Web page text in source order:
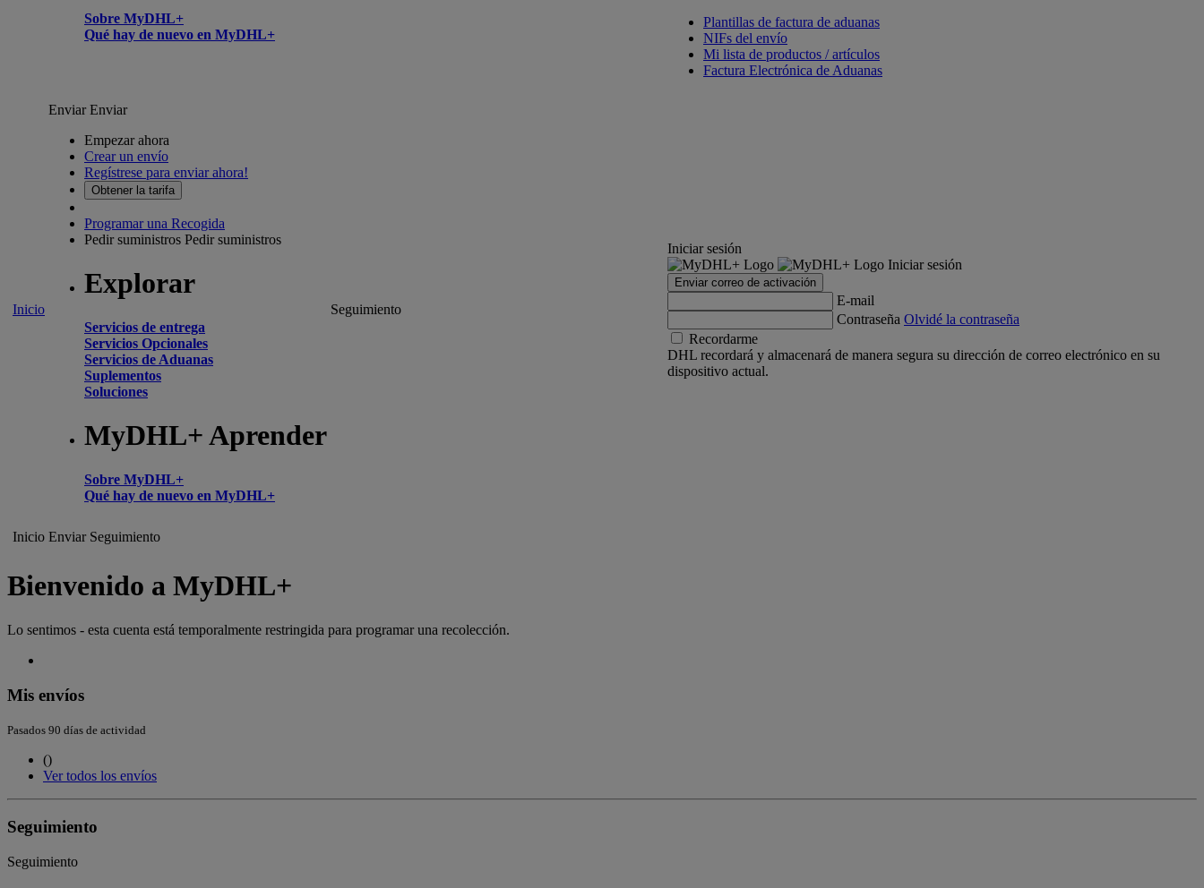
Sobre MyDHL+
Qué hay de nuevo en MyDHL+
Plantillas de factura de aduanas
NIFs del envío
Mi lista de productos / artículos
Factura Electrónica de Aduanas
Inicio
EnviarEnviar
Empezar ahora
Crear un envío
Regístrese para enviar ahora!
Obtener la tarifa
Programar una Recogida
Pedir suministros Pedir suministros
Explorar
Servicios de entrega
Servicios Opcionales
Servicios de Aduanas
Suplementos
Soluciones
MyDHL+ Aprender
Sobre MyDHL+
Qué hay de nuevo en MyDHL+
Seguimiento
Iniciar sesión
Iniciar sesión
Enviar correo de activación
E-mail
Contraseña Olvidé la contraseña
Recordarme
DHL recordará y almacenará de manera segura su dirección de correo electrónico en su
dispositivo actual.
Inicio Enviar Seguimiento
Bienvenido a MyDHL+
Lo sentimos - esta cuenta está temporalmente restringida para programar una recolección.
Mis envíos
Pasados 90 días de actividad
()
Ver todos los envíos
Seguimiento
Seguimiento